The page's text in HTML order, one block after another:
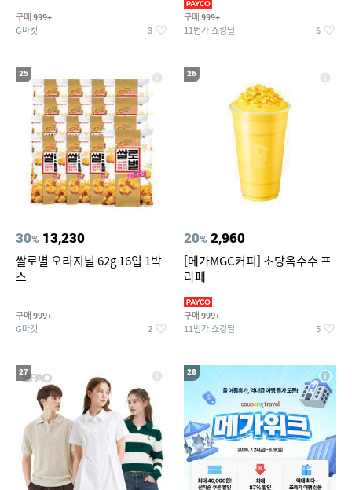
티커 세트
구매 999+
G마켓 3
구매 999+
11번가 쇼킹딜 6
25
30% 13,230
쌀로별 오리지널 62g 16입 1박
스
구매 999+
G마켓 2
26
20% 2,960
[메가MGC커피] 초당옥수수 프
라페
구매 999+
11번가 쇼킹딜 5
27 28